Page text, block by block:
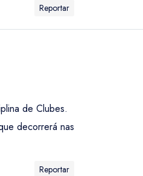
Reportar
de Clubes.
decorrerá nas
Reportar